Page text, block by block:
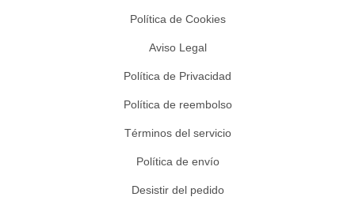
Política de Cookies
Aviso Legal
Política de Privacidad
Política de reembolso
Términos del servicio
Política de envío
Desistir del pedido